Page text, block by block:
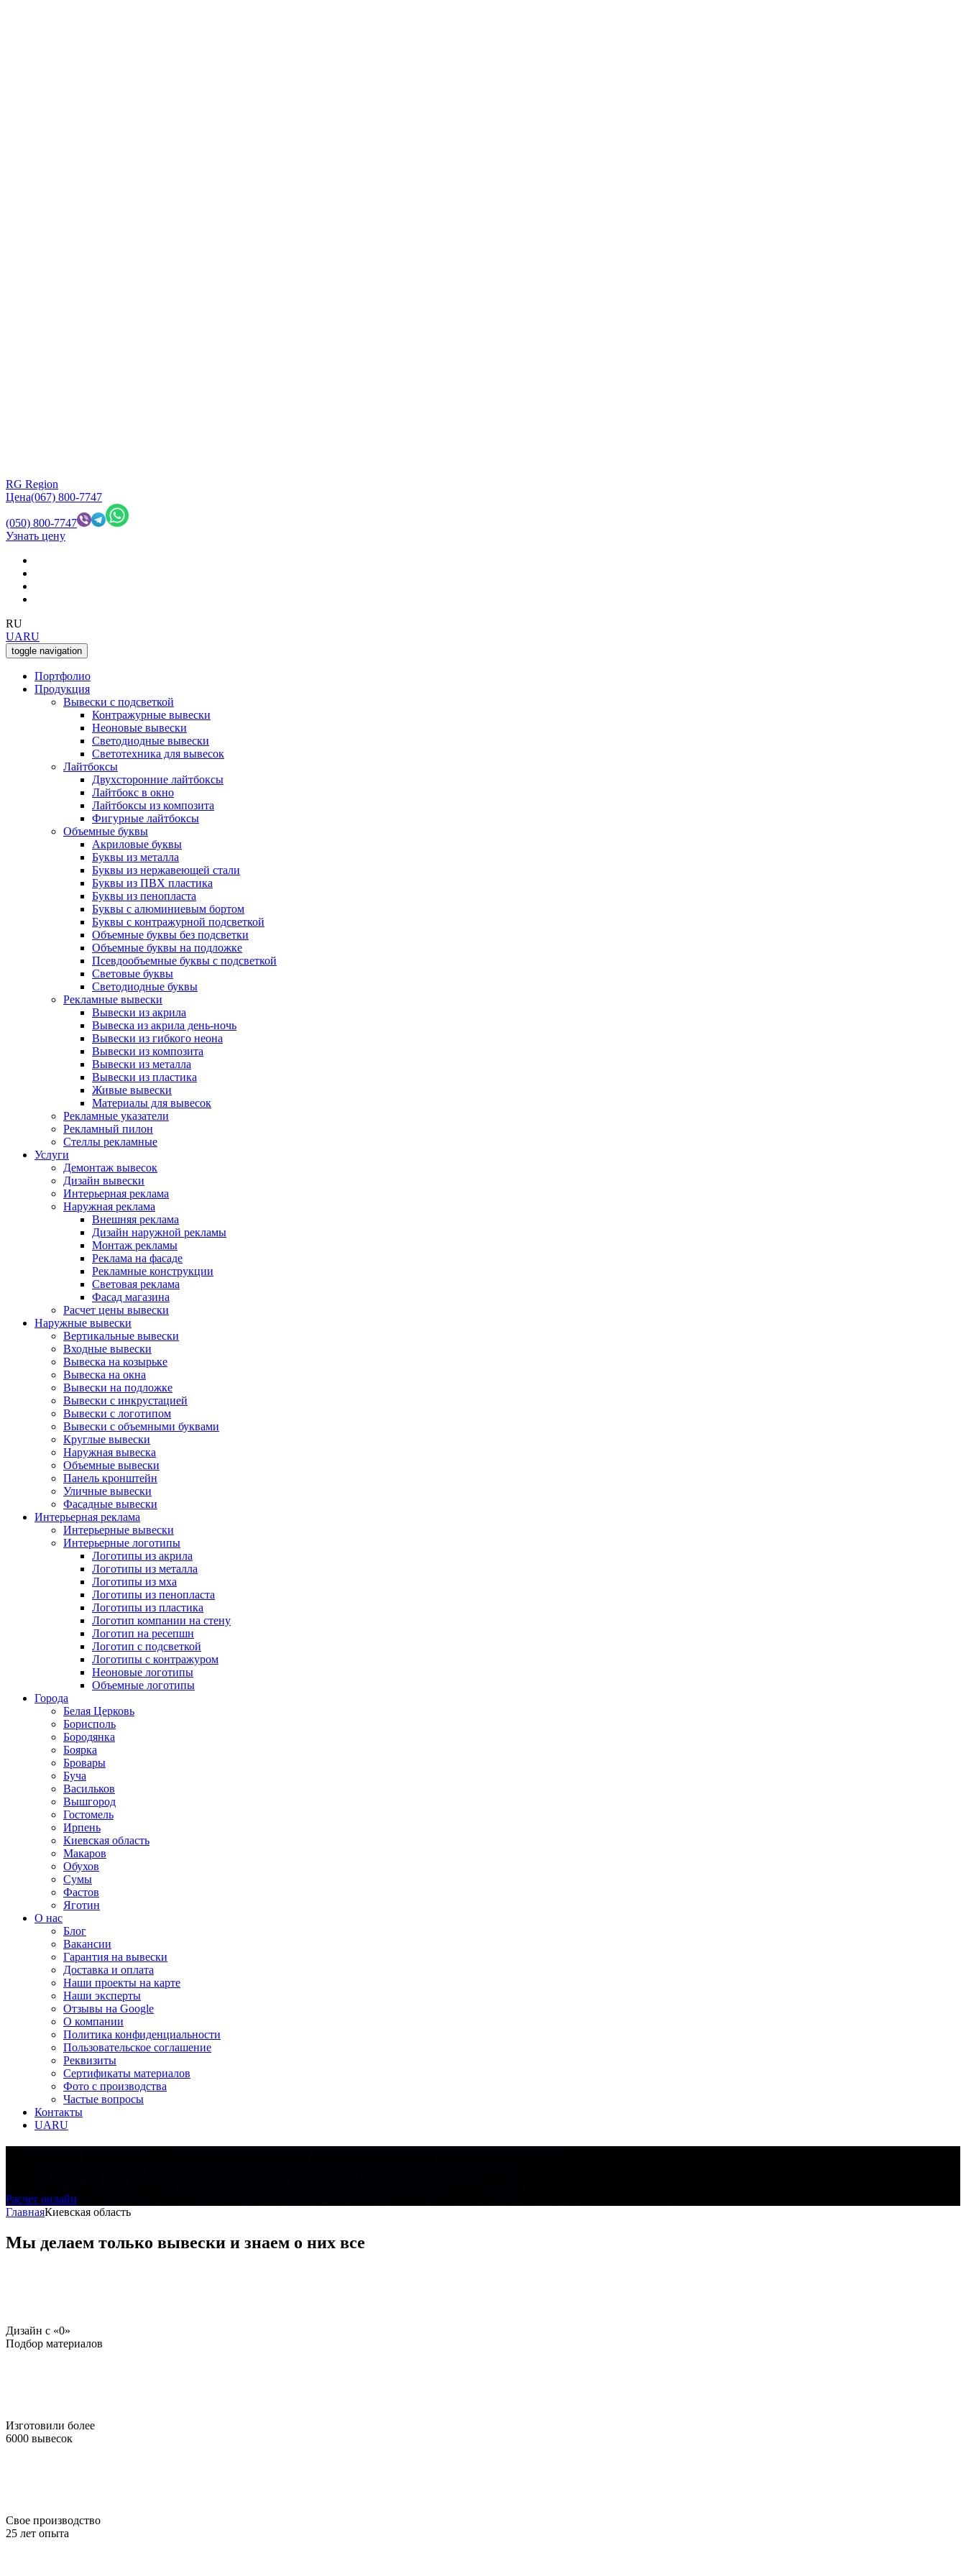
RG Region
Цена(067) 800-7747
(050) 800-7747
Узнать цену
RU
UARU
toggle navigation
Портфолио
Продукция
Вывески с подсветкой
Контражурные вывески
Неоновые вывески
Светодиодные вывески
Светотехника для вывесок
Лайтбоксы
Двухсторонние лайтбоксы
Лайтбокс в окно
Лайтбоксы из композита
Фигурные лайтбоксы
Объемные буквы
Акриловые буквы
Буквы из металла
Буквы из нержавеющей стали
Буквы из ПВХ пластика
Буквы из пенопласта
Буквы с алюминиевым бортом
Буквы с контражурной подсветкой
Объемные буквы без подсветки
Объемные буквы на подложке
Псевдообъемные буквы с подсветкой
Световые буквы
Светодиодные буквы
Рекламные вывески
Вывески из акрила
Вывеска из акрила день-ночь
Вывески из гибкого неона
Вывески из композита
Вывески из металла
Вывески из пластика
Живые вывески
Материалы для вывесок
Рекламные указатели
Рекламный пилон
Стеллы рекламные
Услуги
Демонтаж вывесок
Дизайн вывески
Интерьерная реклама
Наружная реклама
Внешняя реклама
Дизайн наружной рекламы
Монтаж рекламы
Реклама на фасаде
Рекламные конструкции
Световая реклама
Фасад магазина
Расчет цены вывески
Наружные вывески
Вертикальные вывески
Входные вывески
Вывеска на козырьке
Вывеска на окна
Вывески на подложке
Вывески с инкрустацией
Вывески с логотипом
Вывески с объемными буквами
Круглые вывески
Наружная вывеска
Объемные вывески
Панель кронштейн
Уличные вывески
Фасадные вывески
Интерьерная реклама
Интерьерные вывески
Интерьерные логотипы
Логотипы из акрила
Логотипы из металла
Логотипы из мха
Логотипы из пенопласта
Логотипы из пластика
Логотип компании на стену
Логотип на ресепшн
Логотип с подсветкой
Логотипы с контражуром
Неоновые логотипы
Объемные логотипы
Города
Белая Церковь
Борисполь
Бородянка
Боярка
Бровары
Буча
Васильков
Вышгород
Гостомель
Ирпень
Киевская область
Макаров
Обухов
Сумы
Фастов
Яготин
О нас
Блог
Вакансии
Гарантия на вывески
Доставка и оплата
Наши проекты на карте
Наши эксперты
Отзывы на Google
О компании
Политика конфиденциальности
Пользовательское соглашение
Реквизиты
Сертификаты материалов
Фото с производства
Частые вопросы
Контакты
UARU
Расчет онлайн
ГлавнаяКиевская область
Мы делаем только вывески и знаем о них все
Дизайн c «0»
Подбор материалов
Изготовили более
6000 вывесок
Свое производство
25 лет опыта